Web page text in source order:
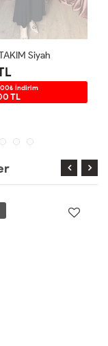
Siyah
İndirim
TL